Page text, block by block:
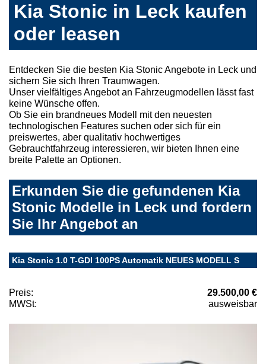
Kia Stonic in Leck kaufen
oder leasen
Entdecken Sie die besten Kia Stonic Angebote in Leck und
sichern Sie sich Ihren Traumwagen.
Unser vielfältiges Angebot an Fahrzeugmodellen lässt fast
keine Wünsche offen.
Ob Sie ein brandneues Modell mit den neuesten
technologischen Features suchen oder sich für ein
preiswertes, aber qualitativ hochwertiges
Gebrauchtfahrzeug interessieren, wir bieten Ihnen eine
breite Palette an Optionen.
Erkunden Sie die gefundenen Kia
Stonic Modelle in Leck und fordern
Sie Ihr Angebot an
Kia Stonic 1.0 T-GDI 100PS Automatik NEUES MODELL S
Preis:
29.500,00 €
MWSt:
ausweisbar